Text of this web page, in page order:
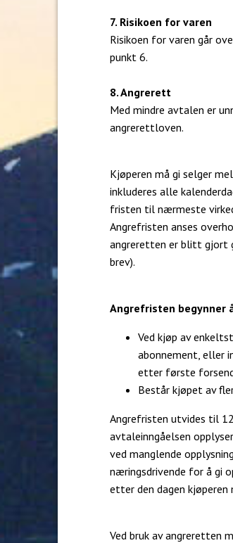
7. Risikoen for varen
Risikoen for varen går
punkt 6.
8. Angrerett
Med mindre avtalen er
angrerettloven.
Kjøperen må gi selger
inkluderes alle
fristen til nærmeste
Angrefristen anses
angreretten er blitt gjort
brev).
Angrefristen begynner
Ved kjøp av
abonnement, eller
etter første
Består kjøpet av
Angrefristen utvides til
avtaleinngåelsen
ved manglende
næringsdrivende for å gi
etter den dagen
Ved bruk av angreretten